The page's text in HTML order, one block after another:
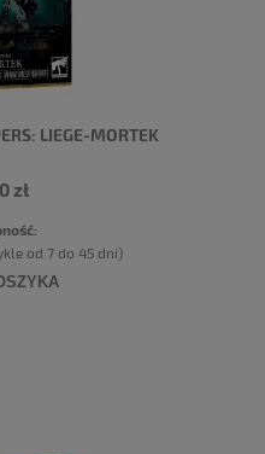
LIEGE-MORTEK
zł
od 7 do 45 dni)